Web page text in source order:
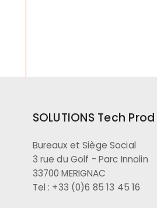
SOLUTIONS Tech
Bureaux et Siège Social
3 rue du Golf - Parc Innolin
33700 MERIGNAC
Tel : +33 (0)6 85 13 45 16